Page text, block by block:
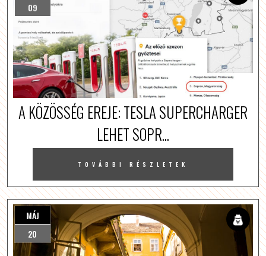
09
A KÖZÖSSÉG EREJE: TESLA SUPERCHARGER
LEHET SOPR...
TOVÁBBI RÉSZLETEK
MÁJ
20